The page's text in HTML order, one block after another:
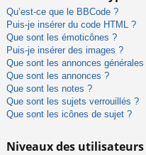
Qu’est-ce que le BBCode ?
Puis-je insérer du code HTML ?
Que sont les émoticônes ?
Puis-je insérer des images ?
Que sont les annonces générales
Que sont les annonces ?
Que sont les notes ?
Que sont les sujets verrouillés ?
Que sont les icônes de sujet ?
Niveaux des